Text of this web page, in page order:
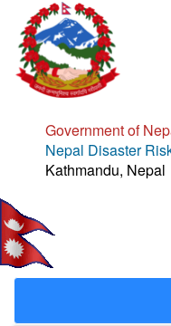
Government of
Nepal Disaster
Kathmandu, Nepal